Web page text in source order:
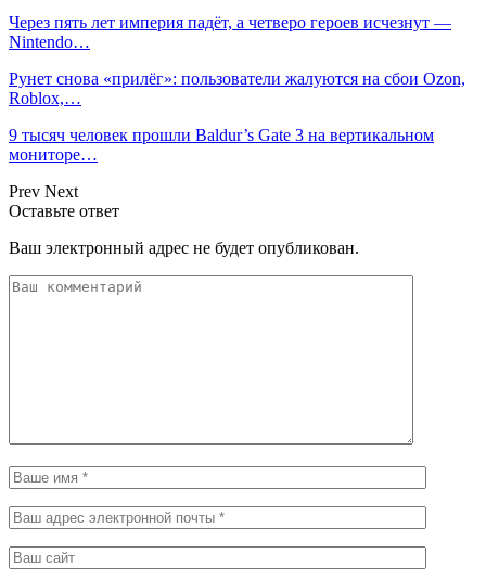
Через пять лет империя падёт, а четверо героев исчезнут —
Nintendo…
Рунет снова «прилёг»: пользователи жалуются на сбои Ozon,
Roblox,…
9 тысяч человек прошли Baldur’s Gate 3 на вертикальном
мониторе…
Prev Next
Оставьте ответ
Ваш электронный адрес не будет опубликован.